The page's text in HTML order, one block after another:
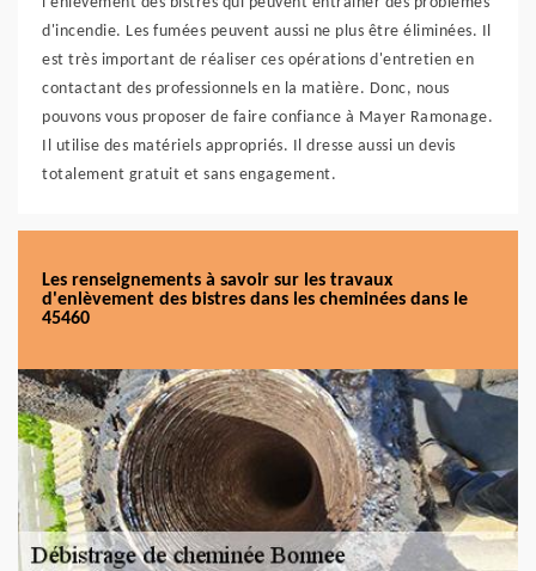
d'incendie. Les fumées peuvent aussi ne plus être éliminées. Il
est très important de réaliser ces opérations d'entretien en
contactant des professionnels en la matière. Donc, nous
pouvons vous proposer de faire confiance à Mayer Ramonage.
Il utilise des matériels appropriés. Il dresse aussi un devis
totalement gratuit et sans engagement.
Les renseignements à savoir sur les travaux
d'enlèvement des bistres dans les cheminées dans le
45460